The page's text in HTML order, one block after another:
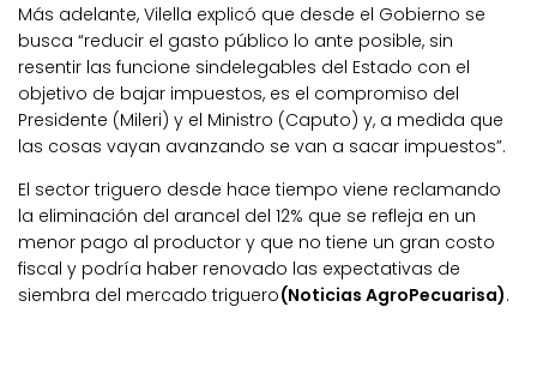
Más adelante, Vilella explicó que desde el Gobierno se
busca “reducir el gasto público lo ante posible, sin
resentir las funcione sindelegables del Estado con el
objetivo de bajar impuestos, es el compromiso del
Presidente (Mileri) y el Ministro (Caputo) y, a medida que
las cosas vayan avanzando se van a sacar impuestos”.
El sector triguero desde hace tiempo viene reclamando
la eliminación del arancel del 12% que se refleja en un
menor pago al productor y que no tiene un gran costo
fiscal y podría haber renovado las expectativas de
siembra del mercado triguero(Noticias AgroPecuarisa).